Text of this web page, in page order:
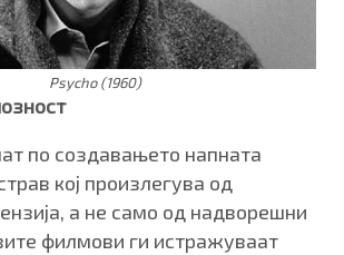
Psycho (1960)
по создавањето напната
кој произлегува од
а не само од надворешни
филмови ги истражуваат